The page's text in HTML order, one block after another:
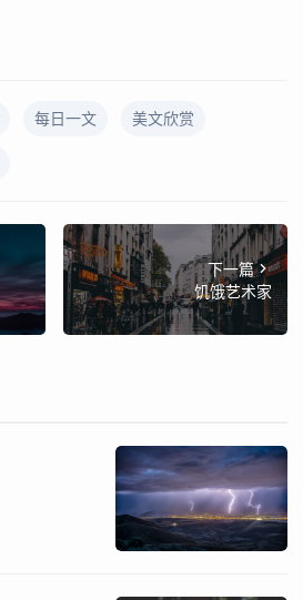
每日一文 美文欣赏
下一篇
饥饿艺术家